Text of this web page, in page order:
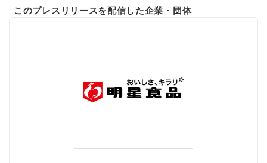
このプレスリリースを配信した企業・団体